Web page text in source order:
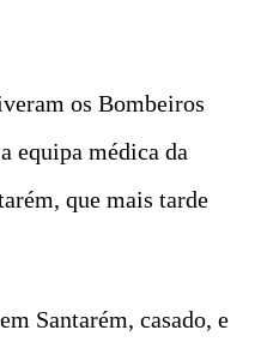
os Bombeiros
equipa médica da
que mais tarde
Santarém, casado, e